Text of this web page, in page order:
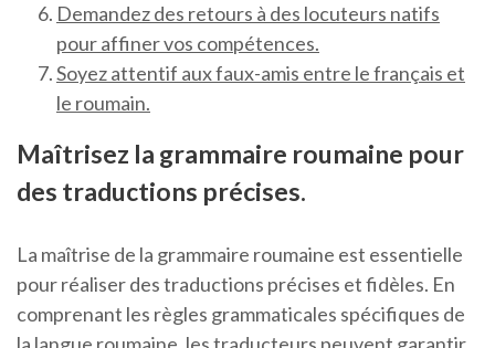
Demandez des retours à des locuteurs natifs
pour affiner vos compétences.
Soyez attentif aux faux-amis entre le français et
le roumain.
Maîtrisez la grammaire roumaine pour
des traductions précises.
La maîtrise de la grammaire roumaine est essentielle
pour réaliser des traductions précises et fidèles. En
comprenant les règles grammaticales spécifiques de